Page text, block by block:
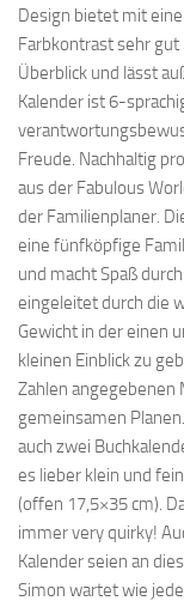
Design bietet mit
Farbkontrast sehr
Überblick und lässt
Kalender ist 6-
Freude. Nachhaltig
aus der Fabulous
der Familienplaner.
eine fünfköpfige
und macht Spaß
eingeleitet durch die
Gewicht in der einen
kleinen Einblick zu
Zahlen angegebenen
gemeinsamen
auch zwei
es lieber klein und
(offen 17,5×35 cm).
immer very quirky!
Kalender seien an
Simon wartet wie